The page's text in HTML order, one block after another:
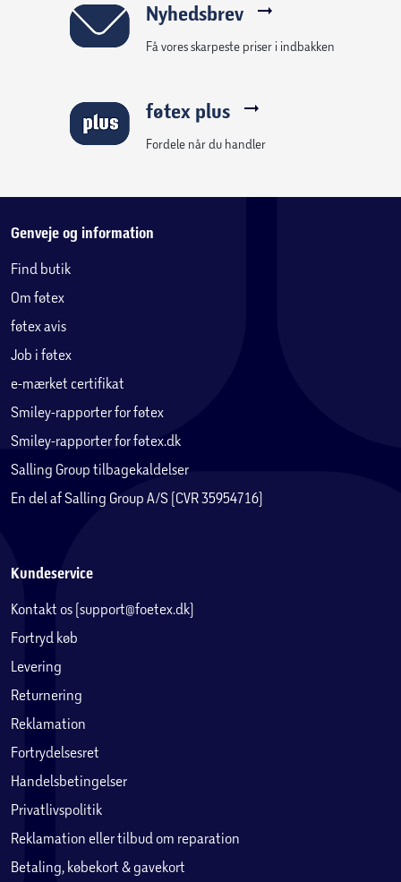
Nyhedsbrev
Få vores skarpeste priser i indbakken
føtex plus
Fordele når du handler
Genveje og information
Find butik
Om føtex
føtex avis
Job i føtex
e-mærket certifikat
Smiley-rapporter for føtex
Smiley-rapporter for føtex.dk
Salling Group tilbagekaldelser
En del af Salling Group A/S (CVR 35954716)
Kundeservice
Kontakt os (support@foetex.dk)
Fortryd køb
Levering
Returnering
Reklamation
Fortrydelsesret
Handelsbetingelser
Privatlivspolitik
Reklamation eller tilbud om reparation
Betaling, købekort & gavekort